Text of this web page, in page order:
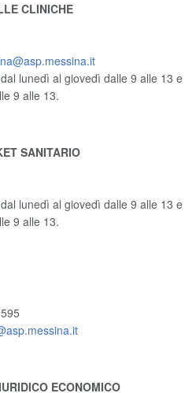
CLINICHE
lunedì al giovedì dalle 9 alle 13 e
9 alle 13.
SANITARIO
lunedì al giovedì dalle 9 alle 13 e
9 alle 13.
ECONOMICO